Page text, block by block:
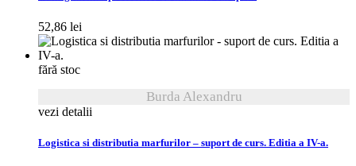
52,86 lei
fără stoc
Burda Alexandru
vezi detalii
Logistica si distributia marfurilor – suport de curs. Editia a IV-a.